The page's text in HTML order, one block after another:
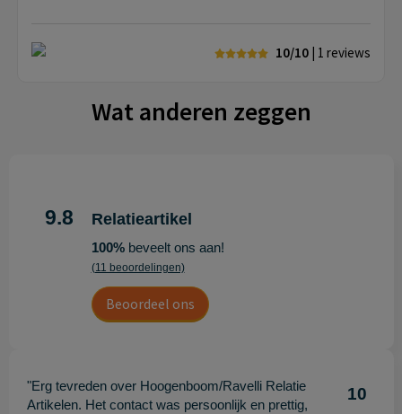
10/10 | 1 reviews
Wat anderen zeggen
9.8 Relatieartikel
100%beveelt ons aan!
(11 beoordelingen)
Beoordeel ons
"Erg tevreden over Hoogenboom/Ravelli Relatie
Artikelen. Het contact was persoonlijk en prettig,
10